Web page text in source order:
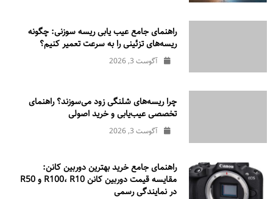
راهنمای جامع عیب یابی ریسه سوزنی: چگونه
ریسه‌های تزئینی را به سرعت تعمیر کنیم؟
آگوست 3, 2026
چرا ریسه‌های شلنگی زود می‌سوزند؟ راهنمای
تخصصی عیب‌یابی و خرید اصولی
آگوست 3, 2026
راهنمای جامع خرید بهترین دوربین کانن:
مقایسه قیمت دوربین کانن R100، R10 و R50
در نمایندگی رسمی